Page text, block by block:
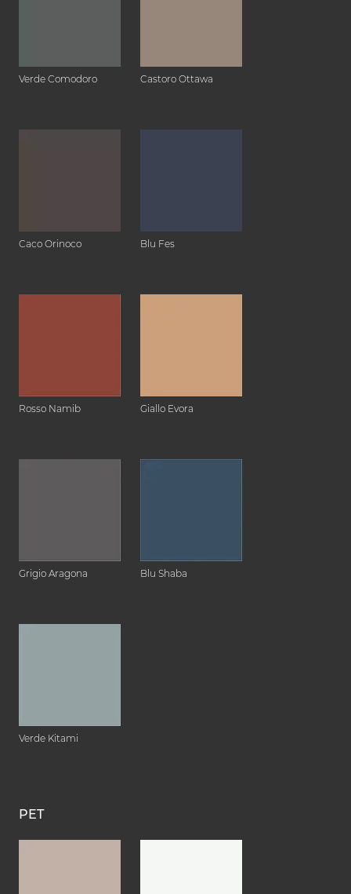
Verde Comodoro Castoro Ottawa
Caco Orinoco Blu Fes
Rosso Namib Giallo Evora
Grigio Aragona Blu Shaba
Verde Kitami
PET